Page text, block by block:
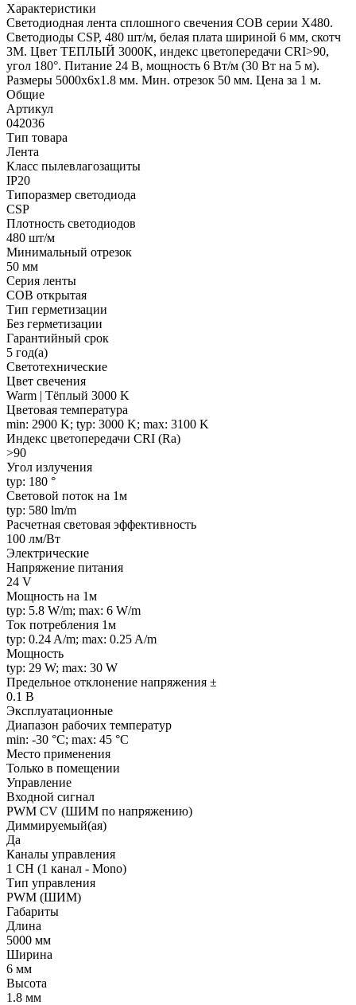
Характеристики
Светодиодная лента сплошного свечения COB серии X480.
Светодиоды CSP, 480 шт/м, белая плата шириной 6 мм, скотч
3M. Цвет ТЕПЛЫЙ 3000K, индекс цветопередачи CRI>90,
угол 180°. Питание 24 В, мощность 6 Вт/м (30 Вт на 5 м).
Размеры 5000х6х1.8 мм. Мин. отрезок 50 мм. Цена за 1 м.
Общие
Артикул
042036
Тип товара
Лента
Класс пылевлагозащиты
IP20
Типоразмер светодиода
CSP
Плотность светодиодов
480 шт/м
Минимальный отрезок
50 мм
Серия ленты
COB открытая
Тип герметизации
Без герметизации
Гарантийный срок
5 год(а)
Светотехнические
Цвет свечения
Warm | Тёплый 3000 K
Цветовая температура
min: 2900 K; typ: 3000 K; max: 3100 K
Индекс цветопередачи CRI (Ra)
>90
Угол излучения
typ: 180 °
Световой поток на 1м
typ: 580 lm/m
Расчетная световая эффективность
100 лм/Вт
Электрические
Напряжение питания
24 V
Мощность на 1м
typ: 5.8 W/m; max: 6 W/m
Ток потребления 1м
typ: 0.24 A/m; max: 0.25 A/m
Мощность
typ: 29 W; max: 30 W
Предельное отклонение напряжения ±
0.1 В
Эксплуатационные
Диапазон рабочих температур
min: -30 °C; max: 45 °C
Место применения
Только в помещении
Управление
Входной сигнал
PWM СV (ШИМ по напряжению)
Диммируемый(ая)
Да
Каналы управления
1 CH (1 канал - Mono)
Тип управления
PWM (ШИМ)
Габариты
Длина
5000 мм
Ширина
6 мм
Высота
1.8 мм